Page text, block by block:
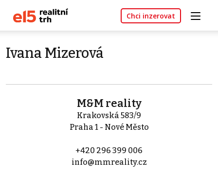
Chci inzerovat
Ivana Mizerová
M&M reality
Krakovská 583/9
Praha 1 - Nové Město
+420 296 399 006
info@mmreality.cz